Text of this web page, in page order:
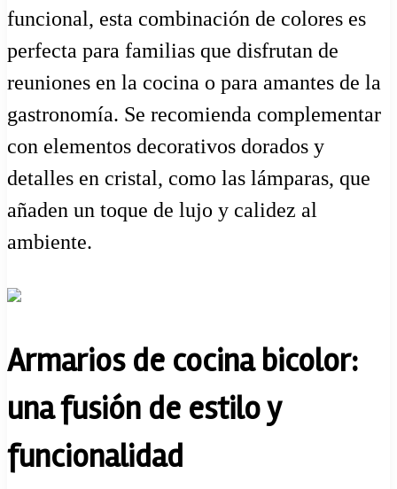
funcional, esta combinación de colores es
perfecta para familias que disfrutan de
reuniones en la cocina o para amantes de la
gastronomía. Se recomienda complementar
con elementos decorativos dorados y
detalles en cristal, como las lámparas, que
añaden un toque de lujo y calidez al
ambiente.
Armarios de cocina bicolor:
una fusión de estilo y
funcionalidad